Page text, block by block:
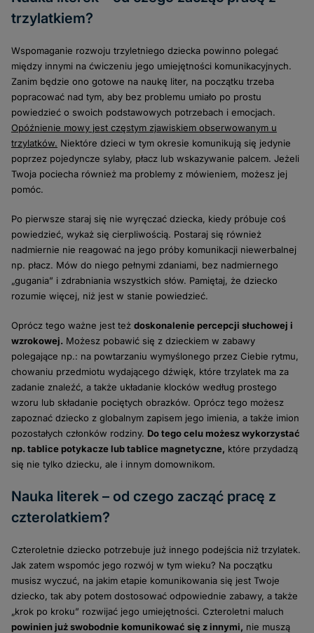
trzylatkiem?
Wspomaganie rozwoju trzyletniego dziecka powinno polegać
między innymi na ćwiczeniu jego umiejętności komunikacyjnych.
Zanim będzie ono gotowe na naukę liter, na początku trzeba
popracować nad tym, aby bez problemu umiało po prostu
powiedzieć o swoich podstawowych potrzebach i emocjach.
Opóźnienie mowy jest częstym zjawiskiem obserwowanym u
trzylatków. Niektóre dzieci w tym okresie komunikują się jedynie
poprzez pojedyncze sylaby, płacz lub wskazywanie palcem. Jeżeli
Twoja pociecha również ma problemy z mówieniem, możesz jej
pomóc.
Po pierwsze staraj się nie wyręczać dziecka, kiedy próbuje coś
powiedzieć, wykaż się cierpliwością. Postaraj się również
nadmiernie nie reagować na jego próby komunikacji niewerbalnej
np. płacz. Mów do niego pełnymi zdaniami, bez nadmiernego
„gugania” i zdrabniania wszystkich słów. Pamiętaj, że dziecko
rozumie więcej, niż jest w stanie powiedzieć.
Oprócz tego ważne jest też doskonalenie percepcji słuchowej i
wzrokowej. Możesz pobawić się z dzieckiem w zabawy
polegające np.: na powtarzaniu wymyślonego przez Ciebie rytmu,
chowaniu przedmiotu wydającego dźwięk, które trzylatek ma za
zadanie znaleźć, a także układanie klocków według prostego
wzoru lub składanie pociętych obrazków. Oprócz tego możesz
zapoznać dziecko z globalnym zapisem jego imienia, a także imion
pozostałych członków rodziny. Do tego celu możesz wykorzystać
np. tablice potykaczelubtablice magnetyczne, które przydadzą
się nie tylko dziecku, ale i innym domownikom.
Nauka literek – od czego zacząć pracę z
czterolatkiem?
Czteroletnie dziecko potrzebuje już innego podejścia niż trzylatek.
Jak zatem wspomóc jego rozwój w tym wieku? Na początku
musisz wyczuć, na jakim etapie komunikowania się jest Twoje
dziecko, tak aby potem dostosować odpowiednie zabawy, a także
„krok po kroku” rozwijać jego umiejętności. Czteroletni maluch
powinien już swobodnie komunikować się z innymi, nie muszą